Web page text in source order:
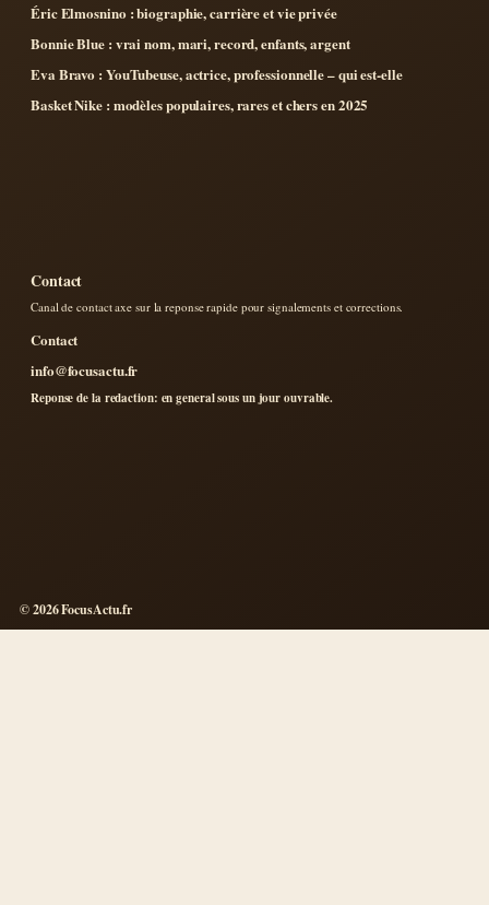
Éric Elmosnino : biographie, carrière et vie privée
Bonnie Blue : vrai nom, mari, record, enfants, argent
Eva Bravo : YouTubeuse, actrice, professionnelle – qui est-elle
Basket Nike : modèles populaires, rares et chers en 2025
Contact
Canal de contact axe sur la reponse rapide pour signalements et corrections.
Contact
info@focusactu.fr
Reponse de la redaction: en general sous un jour ouvrable.
© 2026 FocusActu.fr